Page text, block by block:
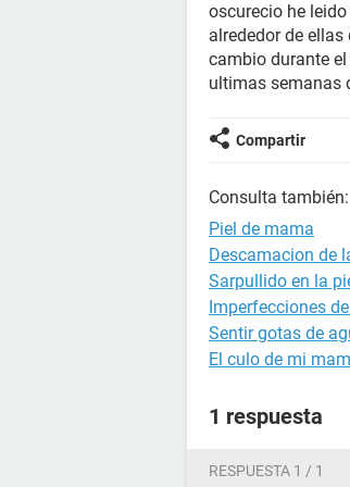
oscurecio he
alrededor de
cambio durante
ultimas semanas
Compartir
Consulta también:
Piel de mama
Descamacion de
Sarpullido en la
Imperfecciones
Sentir gotas de
El culo de mi
1 respuesta
RESPUESTA 1 / 1